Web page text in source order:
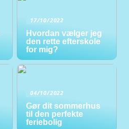
17/10/2022
Hvordan vælger jeg
den rette efterskole
for mig?
04/10/2022
Gør dit sommerhus
til den perfekte
feriebolig